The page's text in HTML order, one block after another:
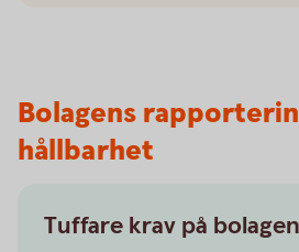
Bolagens
hållbarhet
Tuffare krav på bolagen